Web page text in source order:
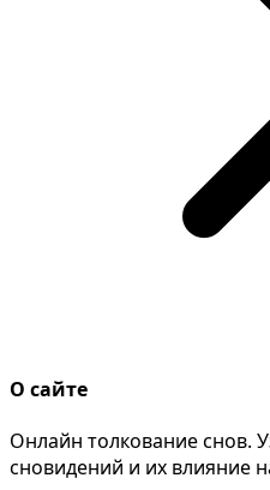
О сайте
Онлайн толкование снов.
сновидений и их влияние